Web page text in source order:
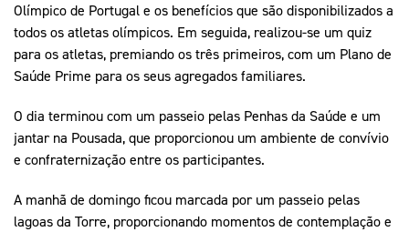
Olímpico de Portugal e os benefícios que são disponibilizados a
todos os atletas olímpicos. Em seguida, realizou-se um quiz
para os atletas, premiando os três primeiros, com um Plano de
Saúde Prime para os seus agregados familiares.
O dia terminou com um passeio pelas Penhas da Saúde e um
jantar na Pousada, que proporcionou um ambiente de convívio
e confraternização entre os participantes.
A manhã de domingo ficou marcada por um passeio pelas
lagoas da Torre, proporcionando momentos de contemplação e